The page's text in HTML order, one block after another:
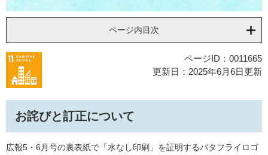
ページ内目次
ページID：0011665
更新日：2025年6月6日更新
お詫びと訂正について
広報5・6月号の裏表紙で「水なし印刷」を証明するバタフライロゴ